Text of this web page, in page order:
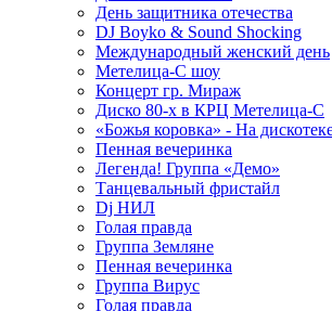
День защитника отечества
DJ Boyko & Sound Shocking
Международный женский день
Метелица-С шоу
Концерт гр. Мираж
Диско 80-х в КРЦ Метелица-С
«Божья коровка» - На
Пенная вечеринка
Легенда! Группа «Демо»
Танцевальный фристайл
Dj НИЛ
Голая правда
Группа Земляне
Пенная вечеринка
Группа Вирус
Голая правда